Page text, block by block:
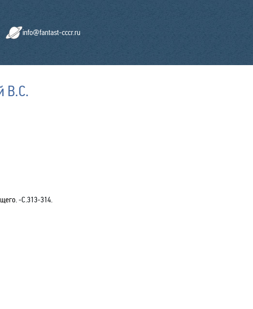
info@fantast-cccr.ru
В.С.
. -С.313-314.